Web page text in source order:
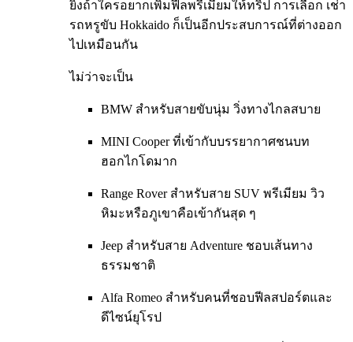
ยิ่งถ้าใครอยากเพิ่มฟีลพรีเมียมให้ทริป การเลือก เช่า
รถหรูขับ Hokkaido ก็เป็นอีกประสบการณ์ที่ต่างออก
ไปเหมือนกัน
ไม่ว่าจะเป็น
BMW สำหรับสายขับนุ่ม วิ่งทางไกลสบาย
MINI Cooper ที่เข้ากับบรรยากาศชนบท
ฮอกไกโดมาก
Range Rover สำหรับสาย SUV พรีเมียม วิว
หิมะหรือภูเขาคือเข้ากันสุด ๆ
Jeep สำหรับสาย Adventure ชอบเส้นทาง
ธรรมชาติ
Alfa Romeo สำหรับคนที่ชอบฟีลสปอร์ตและ
ดีไซน์ยุโรป